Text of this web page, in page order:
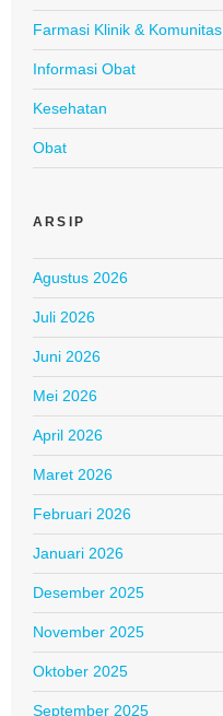
Farmasi Klinik & Komunitas
Informasi Obat
Kesehatan
Obat
ARSIP
Agustus 2026
Juli 2026
Juni 2026
Mei 2026
April 2026
Maret 2026
Februari 2026
Januari 2026
Desember 2025
November 2025
Oktober 2025
September 2025